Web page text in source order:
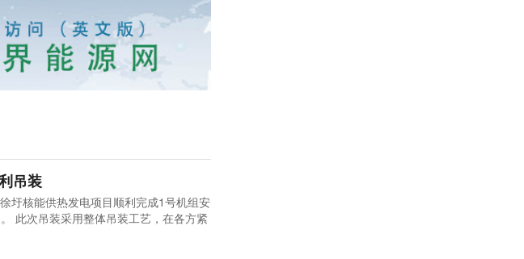
吊装
圩核能供热发电项目顺利完成1号机组安
此次吊装采用整体吊装工艺，在各方紧
工有序推进奠定了坚实基础。作为核电
。中核华兴在徐圩核能供热发电项目系